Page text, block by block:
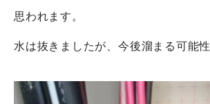
思われます。
水は抜きましたが、今後溜まる可能